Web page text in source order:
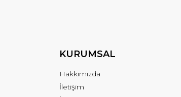
KURUMSAL
Hakkımızda
İletişim